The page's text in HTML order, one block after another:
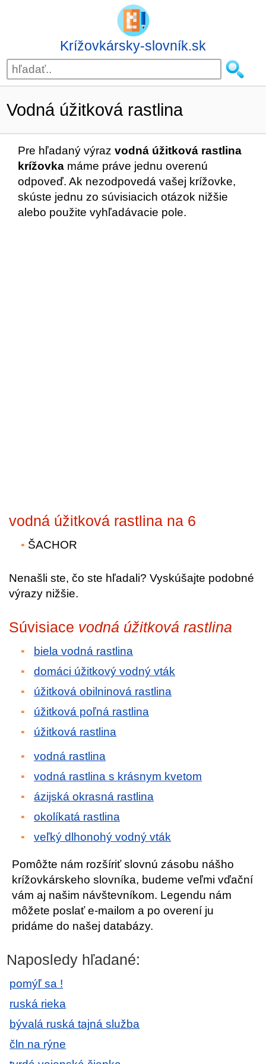
Krížovkársky-slovník.sk
Vodná úžitková rastlina
Pre hľadaný výraz vodná úžitková rastlina
krížovka máme práve jednu overenú
odpoveď. Ak nezodpovedá vašej krížovke,
skúste jednu zo súvisiacich otázok nižšie
alebo použite vyhľadávacie pole.
vodná úžitková rastlina na 6
ŠACHOR
Nenašli ste, čo ste hľadali? Vyskúšajte podobné
výrazy nižšie.
Súvisiace vodná úžitková rastlina
biela vodná rastlina
domáci úžitkový vodný vták
úžitková obilninová rastlina
úžitková poľná rastlina
úžitková rastlina
vodná rastlina
vodná rastlina s krásnym kvetom
ázijská okrasná rastlina
okolíkatá rastlina
veľký dlhonohý vodný vták
Pomôžte nám rozšíriť slovnú zásobu nášho
krížovkárskeho slovníka, budeme veľmi vďační
vám aj našim návštevníkom. Legendu nám
môžete poslať e-mailom a po overení ju
pridáme do našej databázy.
Naposledy hľadané:
pomýľ sa !
ruská rieka
bývalá ruská tajná služba
čln na rýne